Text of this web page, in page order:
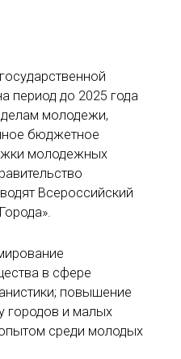
период до 2025 года
молодежи,
бюджетное
молодежных
Всероссийский
в сфере
повышение
городов и малых
среди молодых